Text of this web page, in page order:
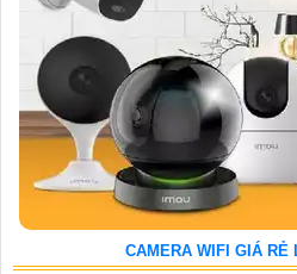
CAMERA WIFI GIÁ RẺ